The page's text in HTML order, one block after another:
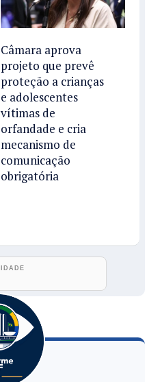
Câmara aprova
projeto que prevê
proteção a crianças
e adolescentes
vítimas de
orfandade e cria
mecanismo de
comunicação
obrigatória